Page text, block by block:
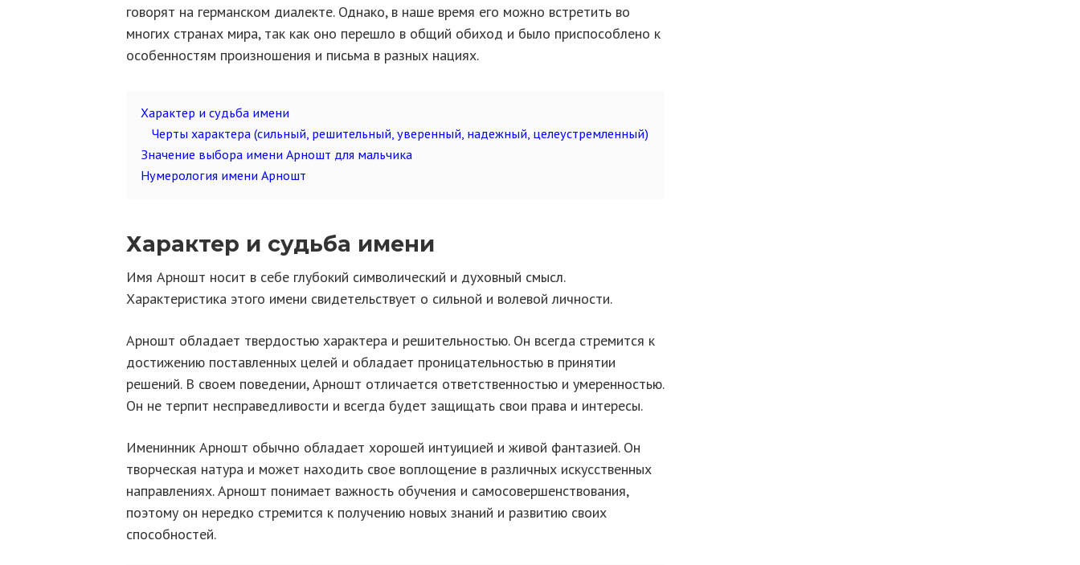
говорят на германском диалекте. Однако, в наше время его можно встретить во
многих странах мира, так как оно перешло в общий обиход и было приспособлено к
особенностям произношения и письма в разных нациях.
Характер и судьба имени
Черты характера (сильный, решительный, уверенный, надежный, целеустремленный)
Значение выбора имени Арношт для мальчика
Нумерология имени Арношт
Характер и судьба имени
Имя Арношт носит в себе глубокий символический и духовный смысл.
Характеристика этого имени свидетельствует о сильной и волевой личности.
Арношт обладает твердостью характера и решительностью. Он всегда стремится к
достижению поставленных целей и обладает проницательностью в принятии
решений. В своем поведении, Арношт отличается ответственностью и умеренностью.
Он не терпит несправедливости и всегда будет защищать свои права и интересы.
Именинник Арношт обычно обладает хорошей интуицией и живой фантазией. Он
творческая натура и может находить свое воплощение в различных искусственных
направлениях. Арношт понимает важность обучения и самосовершенствования,
поэтому он нередко стремится к получению новых знаний и развитию своих
способностей.